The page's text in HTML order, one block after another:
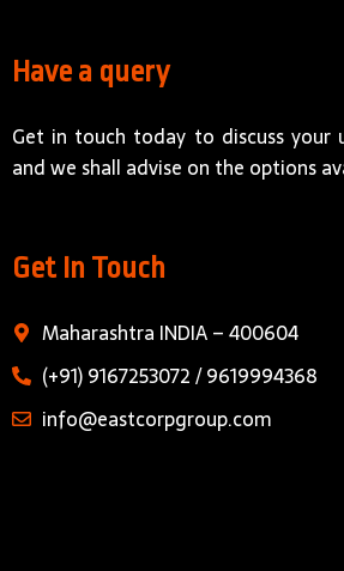
Have a query
Get in touch today to discuss your
and we shall advise on the options
Get In Touch
Maharashtra INDIA – 400604
(+91) 9167253072 / 9619994368
info@eastcorpgroup.com